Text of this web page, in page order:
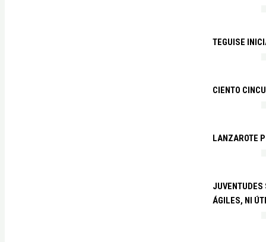
TEGUISE
CIENTO
LANZAROTE
JUVENTUDES
ÁGILES, NI